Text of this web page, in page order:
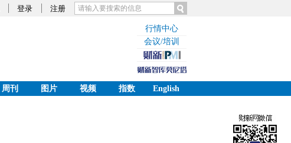
登录 注册
行情中心
会议/培训
周刊 图片 视频 指数
English